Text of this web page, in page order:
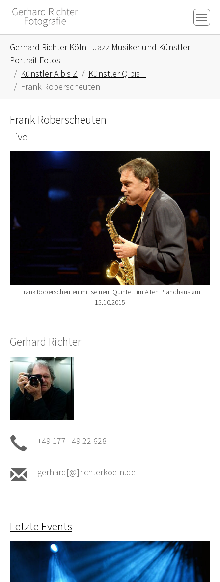
Skip to main content
Skip to page footer
Gerhard Richter Köln - Jazz Musiker und Künstler
Portrait Fotos
Künstler A bis Z
Künstler Q bis T
Frank Roberscheuten
Frank Roberscheuten
Live
Show larger version for:
Frank Roberscheuten mit seinem Quintett im Alten Pfandhaus am
15.10.2015
Gerhard Richter
+49 177 49 22 628
gerhard[@]richterkoeln.de
Letzte Events